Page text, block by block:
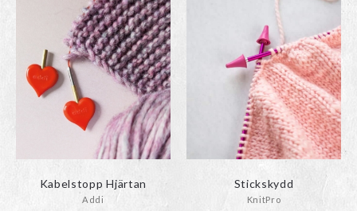
Kabelstopp Hjärtan
Addi
Stickskydd
KnitPro